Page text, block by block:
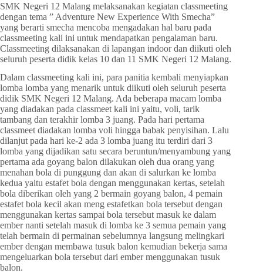
SMK Negeri 12 Malang melaksanakan kegiatan classmeeting
dengan tema ” Adventure New Experience With Smecha”
yang berarti smecha mencoba mengadakan hal baru pada
classmeeting kali ini untuk mendapatkan pengalaman baru.
Classmeeting dilaksanakan di lapangan indoor dan diikuti oleh
seluruh peserta didik kelas 10 dan 11 SMK Negeri 12 Malang.
Dalam classmeeting kali ini, para panitia kembali menyiapkan
lomba lomba yang menarik untuk diikuti oleh seluruh peserta
didik SMK Negeri 12 Malang. Ada beberapa macam lomba
yang diadakan pada classmeet kali ini yaitu, voli, tarik
tambang dan terakhir lomba 3 juang. Pada hari pertama
classmeet diadakan lomba voli hingga babak penyisihan. Lalu
dilanjut pada hari ke-2 ada 3 lomba juang itu terdiri dari 3
lomba yang dijadikan satu secara beruntun/menyambung yang
pertama ada goyang balon dilakukan oleh dua orang yang
menahan bola di punggung dan akan di salurkan ke lomba
kedua yaitu estafet bola dengan menggunakan kertas, setelah
bola diberikan oleh yang 2 bermain goyang balon, 4 pemain
estafet bola kecil akan meng estafetkan bola tersebut dengan
menggunakan kertas sampai bola tersebut masuk ke dalam
ember nanti setelah masuk di lomba ke 3 semua pemain yang
telah bermain di permainan sebelumnya langsung melingkari
ember dengan membawa tusuk balon kemudian bekerja sama
mengeluarkan bola tersebut dari ember menggunakan tusuk
balon.